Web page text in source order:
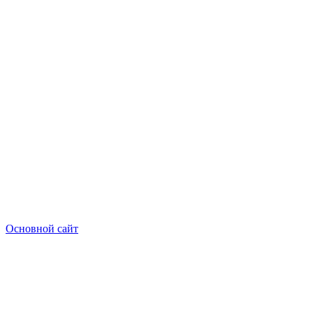
Основной сайт